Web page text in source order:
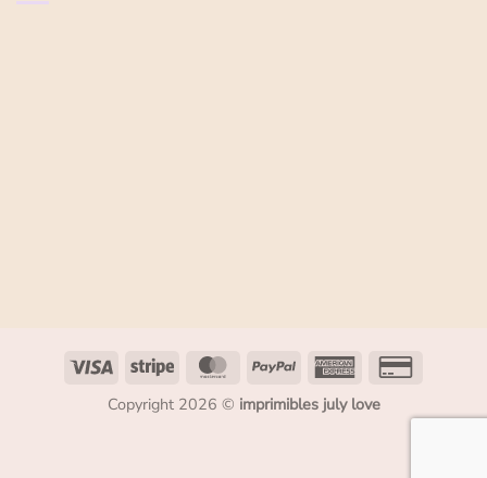
Copyright 2026 © imprimibles july love